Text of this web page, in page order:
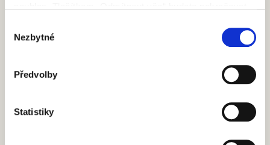
používání souborů cookie.
souhlasu
Nezbytné
Předvolby
Statistiky
S. Ermete di Santarcangelo di Romagna
infoscrigno@scrignogroup.com